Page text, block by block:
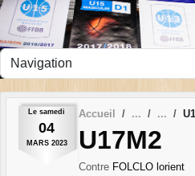
Le samedi
04
MARS 2023
Accueil
U17M2
Contre FOLCLO lorient